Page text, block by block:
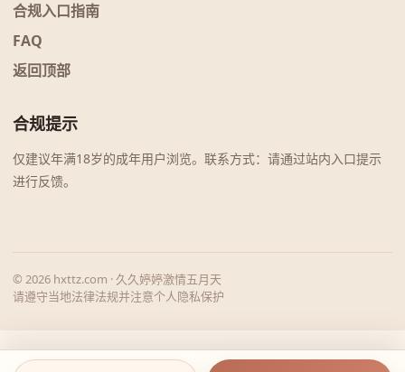
合规入口指南
FAQ
返回顶部
合规提示
仅建议年满18岁的成年用户浏览。联系方式：请通过站内入口提示
进行反馈。
© 2026 hxttz.com · 久久婷婷激情五月天
请遵守当地法律法规并注意个人隐私保护